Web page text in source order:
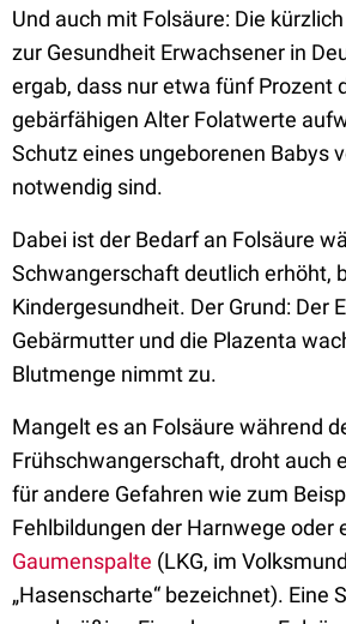
Und auch mit Folsäure: Die
zur Gesundheit Erwachsener in
ergab, dass nur etwa fünf Prozent
gebärfähigen Alter Folatwerte
Schutz eines ungeborenen Babys
notwendig sind.
Dabei ist der Bedarf an Folsäure
Schwangerschaft deutlich erhöht,
Kindergesundheit. Der Grund: Der
Gebärmutter und die Plazenta
Blutmenge nimmt zu.
Mangelt es an Folsäure während
Frühschwangerschaft, droht auch
für andere Gefahren wie zum
Fehlbildungen der Harnwege oder
Gaumenspalte (LKG, im
„Hasenscharte“ bezeichnet). Eine